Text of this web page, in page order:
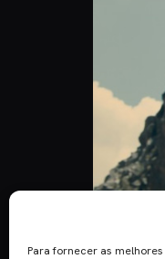
Para fornecer asScruggs